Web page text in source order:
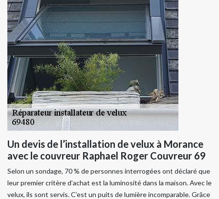
Un devis de l’installation de velux à Morance
avec le couvreur Raphael Roger Couvreur 69
Selon un sondage, 70 % de personnes interrogées ont déclaré que
leur premier critère d’achat est la luminosité dans la maison. Avec le
velux, ils sont servis. C’est un puits de lumière incomparable. Grâce